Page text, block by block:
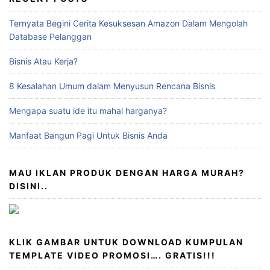
Ternyata Begini Cerita Kesuksesan Amazon Dalam Mengolah
Database Pelanggan
Bisnis Atau Kerja?
8 Kesalahan Umum dalam Menyusun Rencana Bisnis
Mengapa suatu ide itu mahal harganya?
Manfaat Bangun Pagi Untuk Bisnis Anda
MAU IKLAN PRODUK DENGAN HARGA MURAH?
DISINI..
KLIK GAMBAR UNTUK DOWNLOAD KUMPULAN
TEMPLATE VIDEO PROMOSI…. GRATIS!!!